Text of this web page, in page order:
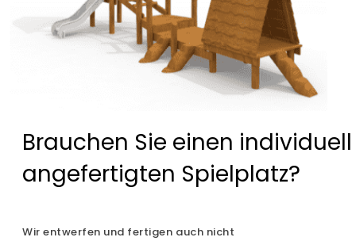
Brauchen Sie einen individuell
angefertigten Spielplatz?
Wir entwerfen und fertigen auch nicht